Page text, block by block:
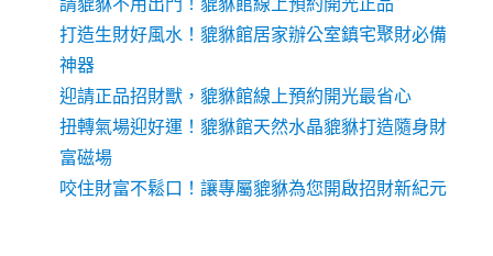
打造生財好風水！貔貅館居家辦公室鎮宅聚財必備
神器
迎請正品招財獸，貔貅館線上預約開光最省心
扭轉氣場迎好運！貔貅館天然水晶貔貅打造隨身財
富磁場
咬住財富不鬆口！讓專屬貔貅為您開啟招財新紀元